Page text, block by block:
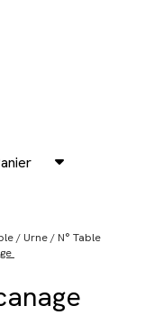
/ Urne / N° Table